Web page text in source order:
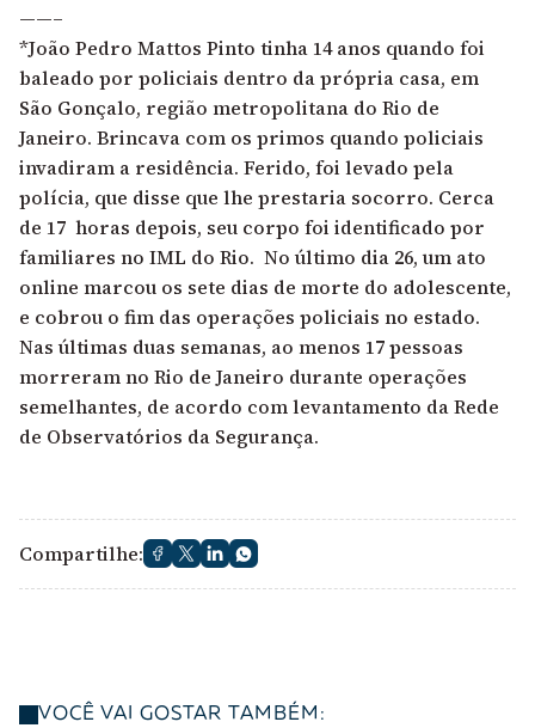
——–
*João Pedro Mattos Pinto tinha 14 anos quando foi
baleado por policiais dentro da própria casa, em
São Gonçalo, região metropolitana do Rio de
Janeiro. Brincava com os primos quando policiais
invadiram a residência. Ferido, foi levado pela
polícia, que disse que lhe prestaria socorro. Cerca
de 17 horas depois, seu corpo foi identificado por
familiares no IML do Rio. No último dia 26, um ato
online marcou os sete dias de morte do adolescente,
e cobrou o fim das operações policiais no estado.
Nas últimas duas semanas, ao menos 17 pessoas
morreram no Rio de Janeiro durante operações
semelhantes, de acordo com levantamento da Rede
de Observatórios da Segurança.
Compartilhe:
VOCÊ VAI GOSTAR TAMBÉM: